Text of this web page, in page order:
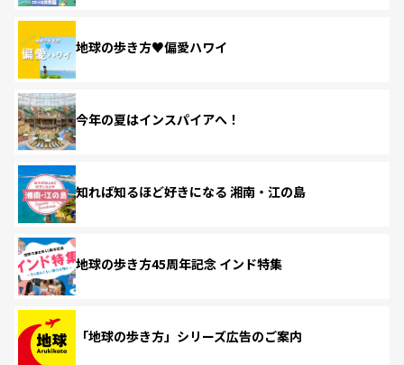
地球の歩き方♥偏愛ハワイ
今年の夏はインスパイアへ！
知れば知るほど好きになる 湘南・江の島
地球の歩き方45周年記念 インド特集
「地球の歩き方」シリーズ広告のご案内